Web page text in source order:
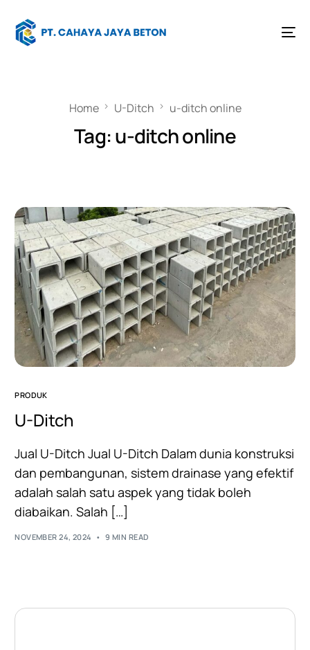
Home U-Ditch u-ditch online
Tag:u-ditch online
PRODUK
U-Ditch
Jual U-Ditch Jual U-Ditch Dalam dunia konstruksi
dan pembangunan, sistem drainase yang efektif
adalah salah satu aspek yang tidak boleh
diabaikan. Salah […]
NOVEMBER 24, 2024 9 MIN READ